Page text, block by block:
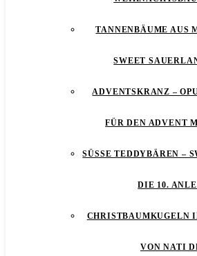
TANNENBÄUME AUS
SWEET
ADVENTSKRANZ –
FÜR DEN ADVENT
SÜSSE TEDDYBÄREN –
IE 10.
CHRISTBAUMKUGELN
VON NATI